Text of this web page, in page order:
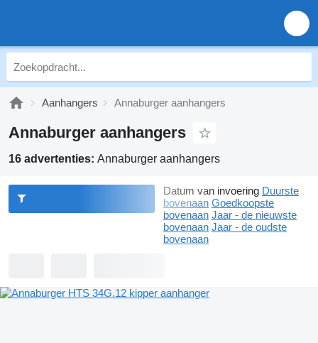
Aanhangers Annaburger aanhangers
Annaburger aanhangers
16 advertenties: Annaburger aanhangers
Datum van invoering Duurste
bovenaan Goedkoopste
bovenaan Jaar - de nieuwste
bovenaan Jaar - de oudste
bovenaan